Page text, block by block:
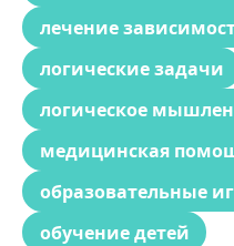
лечение
логические задачи
логическое
медицинская
образовательные
обучение детей